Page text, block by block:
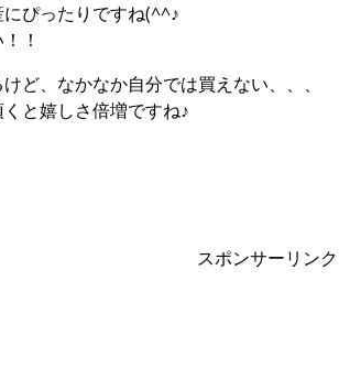
ぴったりですね(^^♪
！
ど、なかなか自分では買えない、、、
と嬉しさ倍増ですね♪
スポンサーリンク